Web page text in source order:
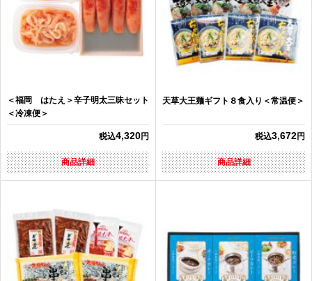
＜福岡 はたえ＞辛子明太三昧セット
＜冷凍便＞
税込4,320円
商品詳細
天草大王麺ギフト８食入り＜常温便＞
税込3,672円
商品詳細